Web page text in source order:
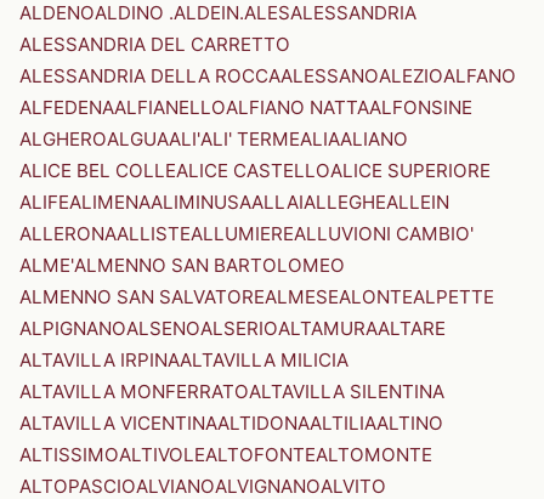
ALDENOALDINO .ALDEIN.ALESALESSANDRIA
ALESSANDRIA DEL CARRETTO
ALESSANDRIA DELLA ROCCAALESSANOALEZIOALFANO
ALFEDENAALFIANELLOALFIANO NATTAALFONSINE
ALGHEROALGUAALI'ALI' TERMEALIAALIANO
ALICE BEL COLLEALICE CASTELLOALICE SUPERIORE
ALIFEALIMENAALIMINUSAALLAIALLEGHEALLEIN
ALLERONAALLISTEALLUMIEREALLUVIONI CAMBIO'
ALME'ALMENNO SAN BARTOLOMEO
ALMENNO SAN SALVATOREALMESEALONTEALPETTE
ALPIGNANOALSENOALSERIOALTAMURAALTARE
ALTAVILLA IRPINAALTAVILLA MILICIA
ALTAVILLA MONFERRATOALTAVILLA SILENTINA
ALTAVILLA VICENTINAALTIDONAALTILIAALTINO
ALTISSIMOALTIVOLEALTOFONTEALTOMONTE
ALTOPASCIOALVIANOALVIGNANOALVITO